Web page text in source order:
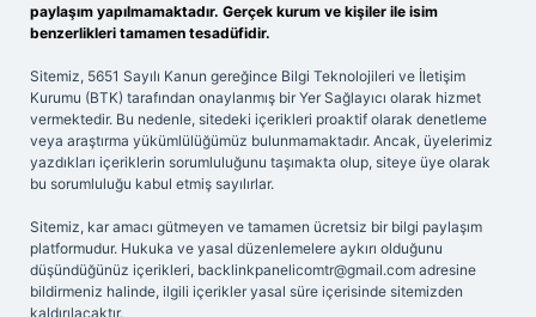
paylaşım yapılmamaktadır. Gerçek kurum ve kişiler ile isim
benzerlikleri tamamen tesadüfidir.
Sitemiz, 5651 Sayılı Kanun gereğince Bilgi Teknolojileri ve İletişim
Kurumu (BTK) tarafından onaylanmış bir Yer Sağlayıcı olarak hizmet
vermektedir. Bu nedenle, sitedeki içerikleri proaktif olarak denetleme
veya araştırma yükümlülüğümüz bulunmamaktadır. Ancak, üyelerimiz
yazdıkları içeriklerin sorumluluğunu taşımakta olup, siteye üye olarak
bu sorumluluğu kabul etmiş sayılırlar.
Sitemiz, kar amacı gütmeyen ve tamamen ücretsiz bir bilgi paylaşım
platformudur. Hukuka ve yasal düzenlemelere aykırı olduğunu
düşündüğünüz içerikleri, backlinkpanelicomtr@gmail.com adresine
bildirmeniz halinde, ilgili içerikler yasal süre içerisinde sitemizden
kaldırılacaktır.